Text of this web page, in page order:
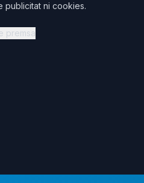
publicitat ni cookies.
premsa